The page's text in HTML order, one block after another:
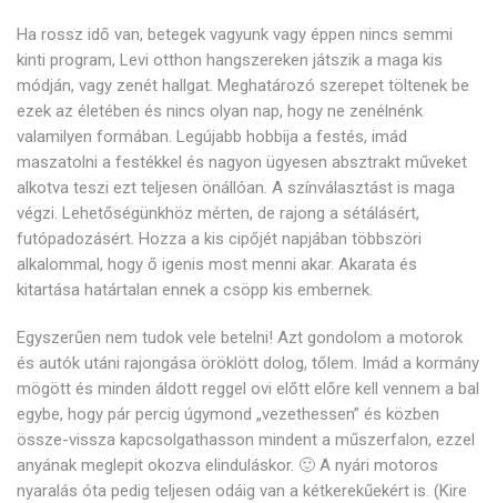
Ha rossz idő van, betegek vagyunk vagy éppen nincs semmi
kinti program, Levi otthon hangszereken játszik a maga kis
módján, vagy zenét hallgat. Meghatározó szerepet töltenek be
ezek az életében és nincs olyan nap, hogy ne zenélnénk
valamilyen formában. Legújabb hobbija a festés, imád
maszatolni a festékkel és nagyon ügyesen absztrakt műveket
alkotva teszi ezt teljesen önállóan. A színválasztást is maga
végzi. Lehetőségünkhöz mérten, de rajong a sétálásért,
futópadozásért. Hozza a kis cipőjét napjában többszöri
alkalommal, hogy ő igenis most menni akar. Akarata és
kitartása határtalan ennek a csöpp kis embernek.
Egyszerűen nem tudok vele betelni! Azt gondolom a motorok
és autók utáni rajongása öröklött dolog, tőlem. Imád a kormány
mögött és minden áldott reggel ovi előtt előre kell vennem a bal
egybe, hogy pár percig úgymond „vezethessen” és közben
össze-vissza kapcsolgathasson mindent a műszerfalon, ezzel
anyának meglepit okozva elinduláskor. 🙂 A nyári motoros
nyaralás óta pedig teljesen odáig van a kétkerekűekért is. (Kire